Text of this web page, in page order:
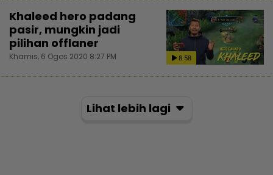
8:58
Khaleed hero padang
pasir, mungkin jadi
pilihan offlaner
Khamis, 6 Ogos 2020 8:27 PM
Lihat lebih lagi